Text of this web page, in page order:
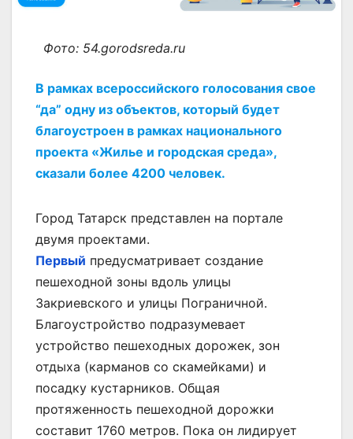
Фото: 54.gorodsreda.ru
В рамках всероссийского голосования свое
“да” одну из объектов, который будет
благоустроен в рамках национального
проекта «Жилье и городская среда»,
сказали более 4200 человек.
Город Татарск представлен на портале
двумя проектами.
Первый предусматривает создание
пешеходной зоны вдоль улицы
Закриевского и улицы Пограничной.
Благоустройство подразумевает
устройство пешеходных дорожек, зон
отдыха (карманов со скамейками) и
посадку кустарников. Общая
протяженность пешеходной дорожки
составит 1760 метров. Пока он лидирует